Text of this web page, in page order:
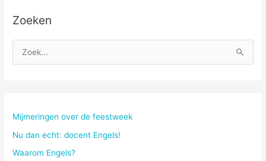
Zoeken
o
r
Mijmeringen over de feestweek
Nu dan echt: docent Engels!
Waarom Engels?